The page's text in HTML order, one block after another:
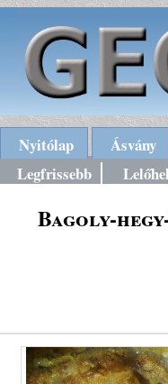
Nyitólap Ásvány
Legfrissebb
Bagoly-